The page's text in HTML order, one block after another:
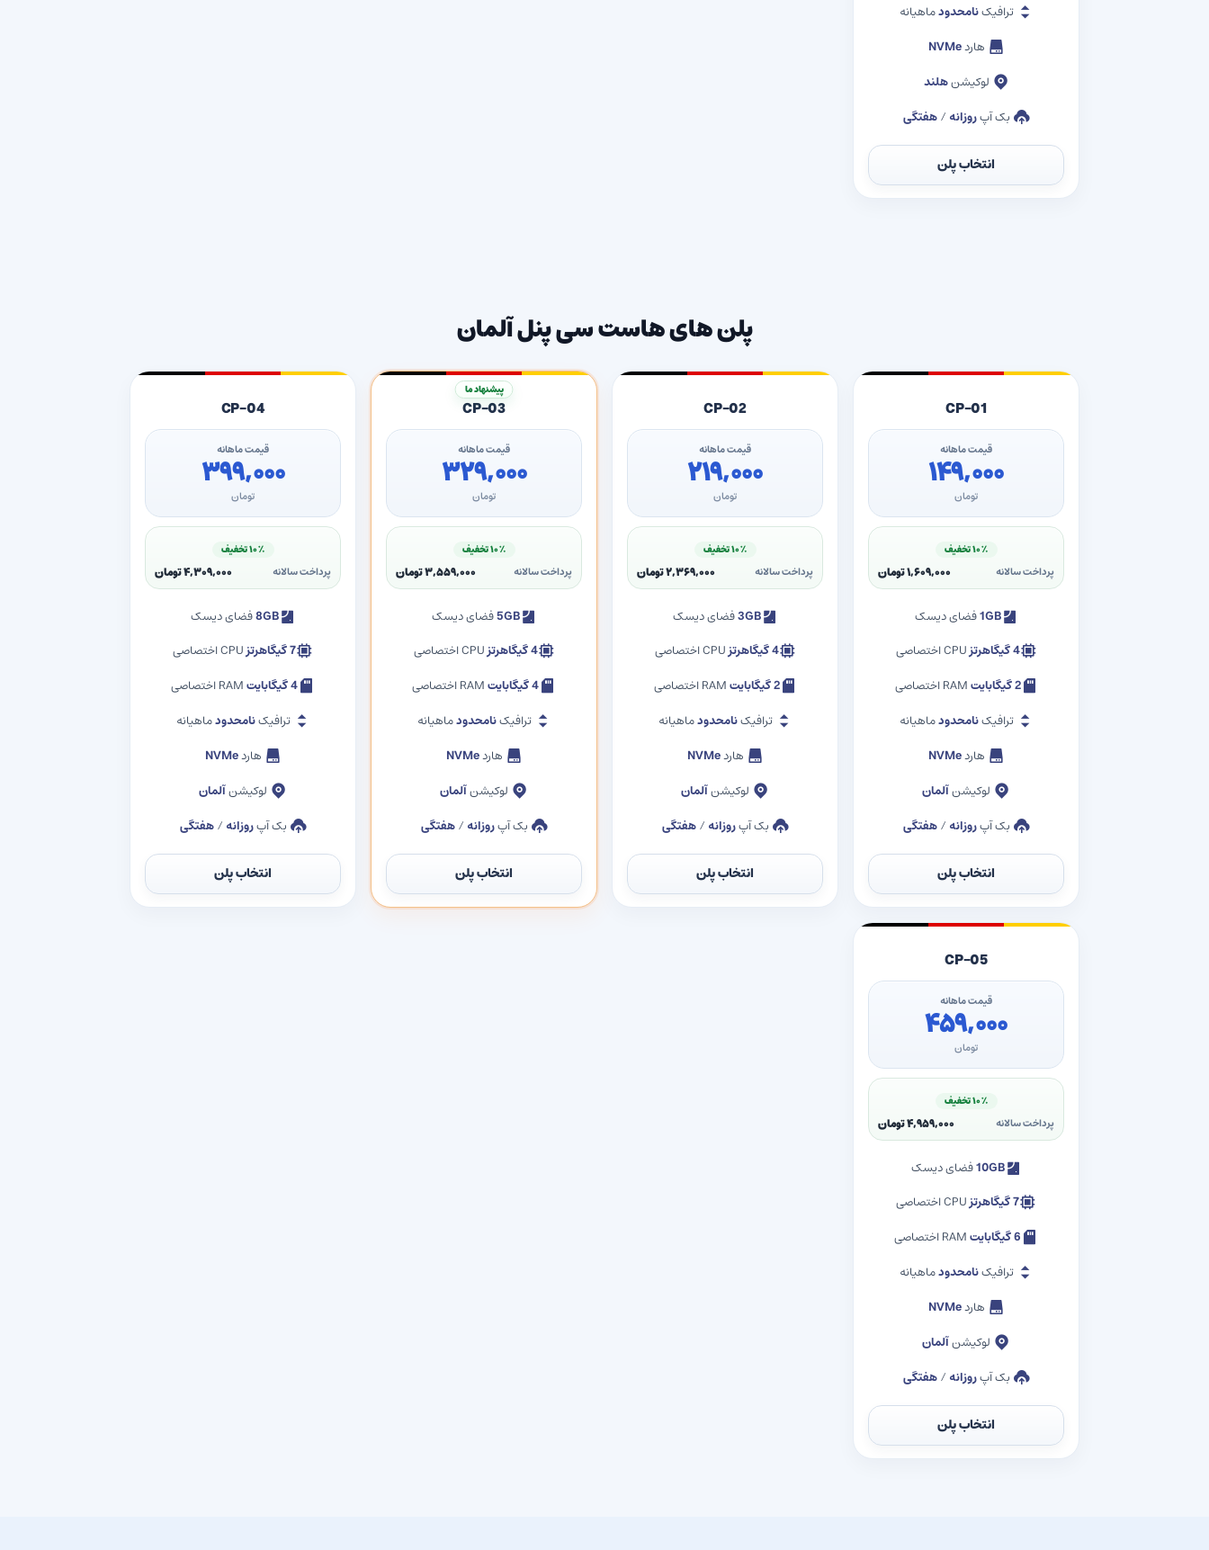
ترافیکنامحدودماهیانه
هاردNVMe
لوکیشنهلند
بک آپروزانه /هفتگی
انتخاب پلن
پلن های هاست سی پنل آلمان
CP-01
قیمت ماهانه
۱۴۹,۰۰۰
تومان
۱۰٪ تخفیف
پرداخت سالانه ۱,۶۰۹,۰۰۰ تومان
1GBفضای دیسک
4 گیگاهرتز
CPU اختصاصی
2 گیگابایت
ترافیکنامحدودماهیانه
هاردNVMe
لوکیشنآلمان
بک آپروزانه /هفتگی
انتخاب پلن
CP-02
قیمت ماهانه
۲۱۹,۰۰۰
تومان
۱۰٪ تخفیف
پرداخت سالانه ۲,۳۶۹,۰۰۰ تومان
3GBفضای دیسک
4 گیگاهرتز
CPU اختصاصی
2 گیگابایت
ترافیکنامحدودماهیانه
هاردNVMe
لوکیشنآلمان
بک آپروزانه /هفتگی
انتخاب پلن
پیشنهاد ما
CP-03
قیمت ماهانه
۳۲۹,۰۰۰
تومان
۱۰٪ تخفیف
پرداخت سالانه ۳,۵۵۹,۰۰۰ تومان
5GBفضای دیسک
4 گیگاهرتز
CPU اختصاصی
4 گیگابایت
ترافیکنامحدودماهیانه
هاردNVMe
لوکیشنآلمان
بک آپروزانه /هفتگی
انتخاب پلن
CP-04
قیمت ماهانه
۳۹۹,۰۰۰
تومان
۱۰٪ تخفیف
پرداخت سالانه ۴,۳۰۹,۰۰۰ تومان
8GBفضای دیسک
7 گیگاهرتز
CPU اختصاصی
4 گیگابایت
ترافیکنامحدودماهیانه
هاردNVMe
لوکیشنآلمان
بک آپروزانه /هفتگی
انتخاب پلن
CP-05
قیمت ماهانه
۴۵۹,۰۰۰
تومان
۱۰٪ تخفیف
پرداخت سالانه ۴,۹۵۹,۰۰۰ تومان
10GBفضای دیسک
7 گیگاهرتز
CPU اختصاصی
6 گیگابایت
ترافیکنامحدودماهیانه
هاردNVMe
لوکیشنآلمان
بک آپروزانه /هفتگی
انتخاب پلن